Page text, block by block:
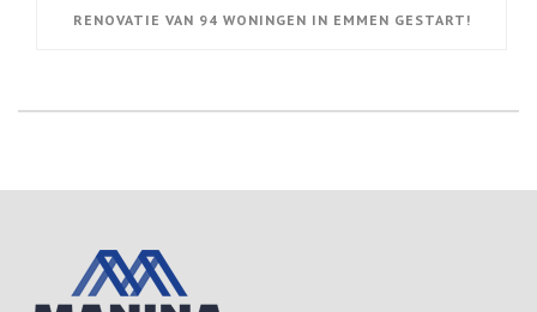
RENOVATIE VAN 94 WONINGEN IN EMMEN GESTART!